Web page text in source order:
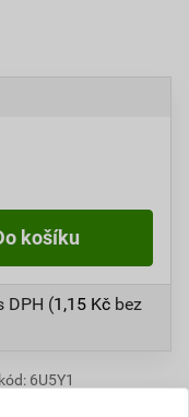
košíku
DPH (1,15 Kč bez
6U5Y1